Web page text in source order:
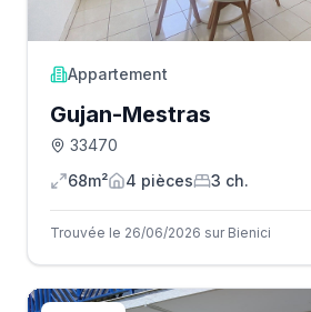
Appartement
Gujan-Mestras
33470
68m²
4 pièces 3 ch.
Trouvée le 26/06/2026 sur Bienici